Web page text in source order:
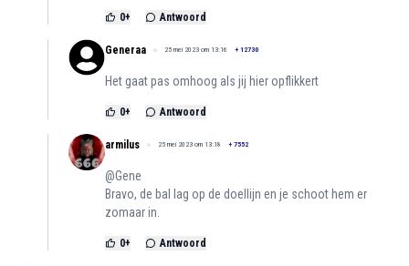
0+ Antwoord
Generaa 25 mei 2023 om 13:16 + 12730
Het gaat pas omhoog als jij hier opflikkert
0+ Antwoord
armilus 25 mei 2023 om 13:18 + 7552
@Gene
Bravo, de bal lag op de doellijn en je schoot hem er
zomaar in.
0+ Antwoord